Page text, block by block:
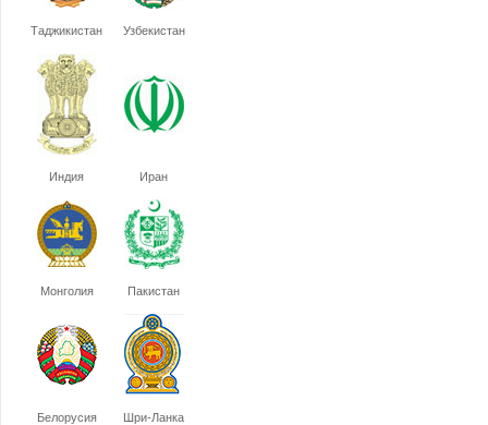
Таджикистан Узбекистан
Индия Иран
Монголия Пакистан
Белорусия Шри-Ланка